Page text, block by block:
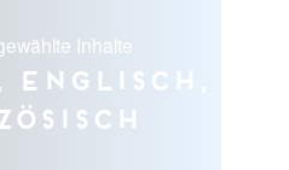
Inhalte
Englisch,